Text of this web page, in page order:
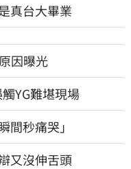
真台大畢業
因曝光
YG難堪現場
間秒痛哭」
又沒伸舌頭